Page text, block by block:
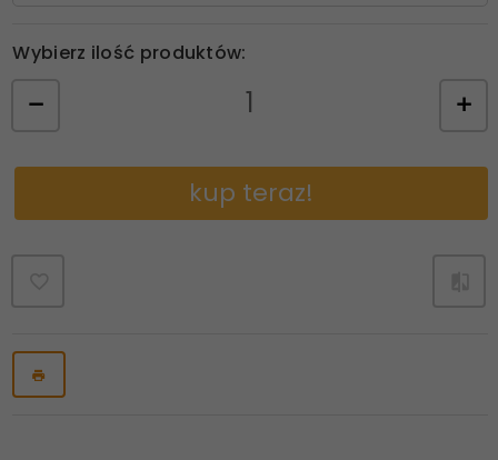
Wybierz ilość produktów:
kup teraz!